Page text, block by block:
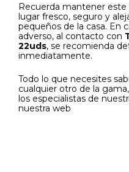
Recuerda mantener
lugar fresco, seguro y
pequeños de la casa. En
adverso, al contacto con
22uds, se recomienda
inmediatamente.
Todo lo que necesites
cualquier otro de la
los especialistas de
nuestra web